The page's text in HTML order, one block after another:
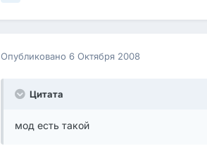
Опубликовано 6 Октября 2008
Цитата
мод есть такой